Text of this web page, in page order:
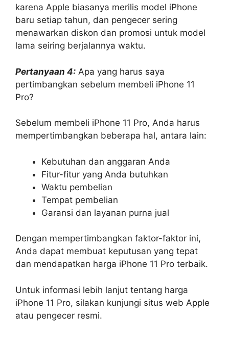
karena Apple biasanya merilis model iPhone
baru setiap tahun, dan pengecer sering
menawarkan diskon dan promosi untuk model
lama seiring berjalannya waktu.
Pertanyaan 4: Apa yang harus saya
pertimbangkan sebelum membeli iPhone 11
Pro?
Sebelum membeli iPhone 11 Pro, Anda harus
mempertimbangkan beberapa hal, antara lain:
Kebutuhan dan anggaran Anda
Fitur-fitur yang Anda butuhkan
Waktu pembelian
Tempat pembelian
Garansi dan layanan purna jual
Dengan mempertimbangkan faktor-faktor ini,
Anda dapat membuat keputusan yang tepat
dan mendapatkan harga iPhone 11 Pro terbaik.
Untuk informasi lebih lanjut tentang harga
iPhone 11 Pro, silakan kunjungi situs web Apple
atau pengecer resmi.